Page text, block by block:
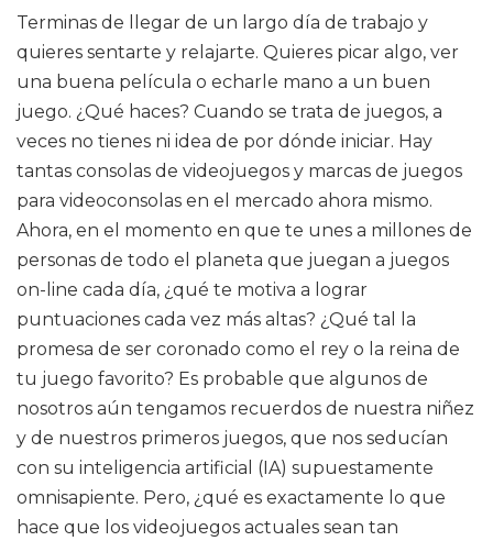
Terminas de llegar de un largo día de trabajo y
quieres sentarte y relajarte. Quieres picar algo, ver
una buena película o echarle mano a un buen
juego. ¿Qué haces? Cuando se trata de juegos, a
veces no tienes ni idea de por dónde iniciar. Hay
tantas consolas de videojuegos y marcas de juegos
para videoconsolas en el mercado ahora mismo.
Ahora, en el momento en que te unes a millones de
personas de todo el planeta que juegan a juegos
on-line cada día, ¿qué te motiva a lograr
puntuaciones cada vez más altas? ¿Qué tal la
promesa de ser coronado como el rey o la reina de
tu juego favorito? Es probable que algunos de
nosotros aún tengamos recuerdos de nuestra niñez
y de nuestros primeros juegos, que nos seducían
con su inteligencia artificial (IA) supuestamente
omnisapiente. Pero, ¿qué es exactamente lo que
hace que los videojuegos actuales sean tan